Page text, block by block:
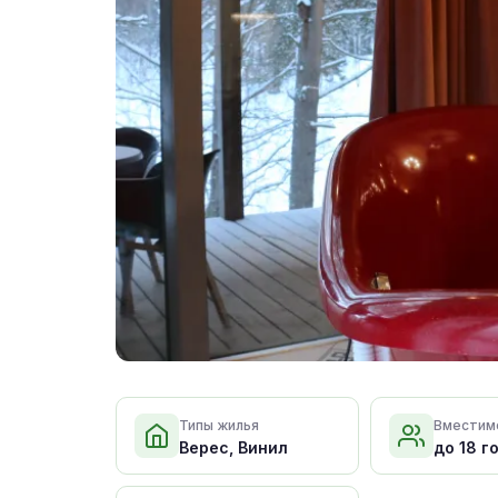
Типы жилья
Верес, Винил до 18